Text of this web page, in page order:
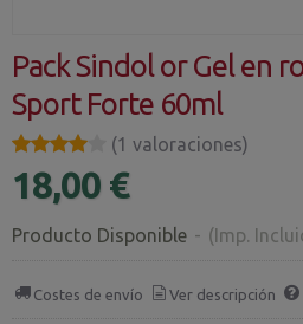
Pack Sindol or Gel en
Sport Forte 60ml
★★★★★
★★★★★ (1 valoraciones)
18,00 €
Producto Disponible - (Imp.
Costes de envío Ver descripción